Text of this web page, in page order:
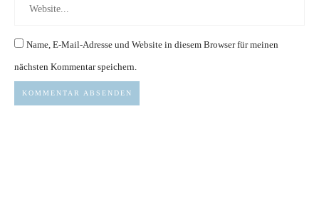
Name, E-Mail-Adresse und Website in diesem Browser für meinen
nächsten Kommentar speichern.